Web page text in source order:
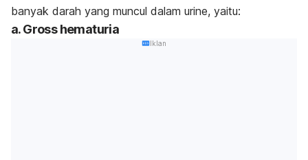
banyak darah yang muncul dalam urine, yaitu:
a.Gross hematuria
Iklan